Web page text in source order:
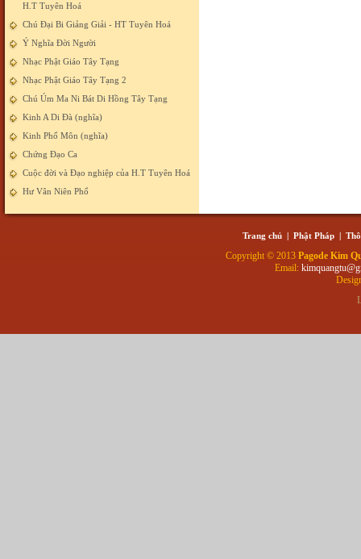
H.T Tuyên Hoá
Chú Đại Bi Giảng Giải - HT Tuyên Hoá
Ý Nghĩa Đời Người
Nhạc Phật Giáo Tây Tạng
Nhạc Phật Giáo Tây Tạng 2
Chú Úm Ma Ni Bát Di Hồng Tây Tạng
Kinh A Di Đà (nghĩa)
Kinh Phổ Môn (nghĩa)
Chứng Đạo Ca
Cuộc đời và Đạo nghiệp của H.T Tuyên Hoá
Hư Vân Niên Phổ
Trang chủ | Phật Pháp |
Copyright © 2013 Pagode Kim
Email: